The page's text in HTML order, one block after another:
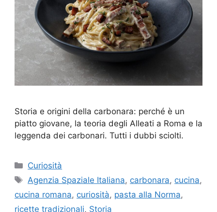
Storia e origini della carbonara: perché è un
piatto giovane, la teoria degli Alleati a Roma e la
leggenda dei carbonari. Tutti i dubbi sciolti.
Categorie
Curiosità
Tag
Agenzia Spaziale Italiana, carbonara, cucina,
cucina romana, curiosità, pasta alla Norma,
ricette tradizionali, Storia